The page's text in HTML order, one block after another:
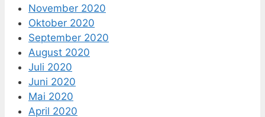
November 2020
Oktober 2020
September 2020
August 2020
Juli 2020
Juni 2020
Mai 2020
April 2020